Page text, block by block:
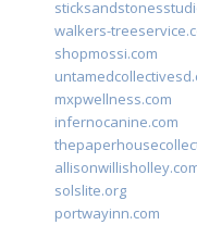
walkers-
shopmossi.com
mxpwellness.com
infernocanine.com
solslite.org
portwayinn.com